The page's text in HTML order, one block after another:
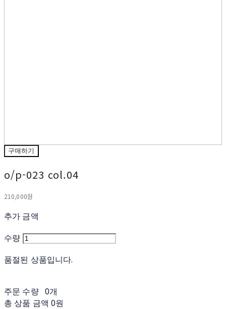
구매하기
o/p-023 col.04
210,000원
추가 금액
수량
품절된 상품입니다.
주문 수량 0개
총 상품 금액 0원